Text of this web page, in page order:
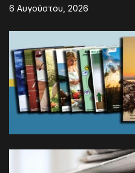
6 Αυγούστου, 2026